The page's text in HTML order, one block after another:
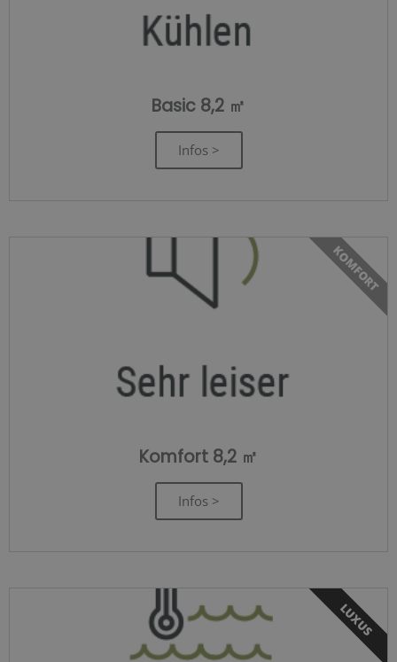
Basic 8,2 ㎡
Infos >
Komfort 8,2 ㎡
Infos >
KOMFORT
LUXUS